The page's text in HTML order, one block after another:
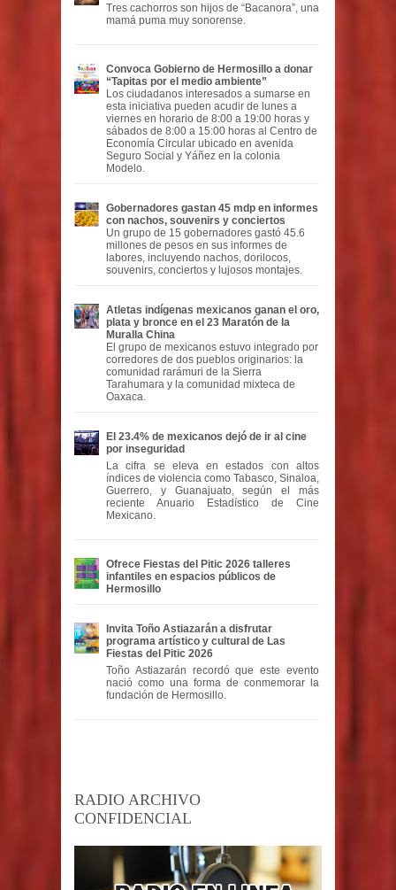
Tres cachorros son hijos de “Bacanora”, una
mamá puma muy sonorense.
Convoca Gobierno de Hermosillo a donar
“Tapitas por el medio ambiente”
Los ciudadanos interesados a sumarse en
esta iniciativa pueden acudir de lunes a
viernes en horario de 8:00 a 19:00 horas y
sábados de 8:00 a 15:00 horas al Centro de
Economía Circular ubicado en avenida
Seguro Social y Yáñez en la colonia
Modelo.
Gobernadores gastan 45 mdp en informes
con nachos, souvenirs y conciertos
Un grupo de 15 gobernadores gastó 45.6
millones de pesos en sus informes de
labores, incluyendo nachos, dorilocos,
souvenirs, conciertos y lujosos montajes.
Atletas indígenas mexicanos ganan el oro,
plata y bronce en el 23 Maratón de la
Muralla China
El grupo de mexicanos estuvo integrado por
corredores de dos pueblos originarios: la
comunidad rarámuri de la Sierra
Tarahumara y la comunidad mixteca de
Oaxaca.
El 23.4% de mexicanos dejó de ir al cine
por inseguridad
La cifra se eleva en estados con altos
índices de violencia como Tabasco, Sinaloa,
Guerrero, y Guanajuato, según el más
reciente Anuario Estadístico de Cine
Mexicano.
Ofrece Fiestas del Pitic 2026 talleres
infantiles en espacios públicos de
Hermosillo
Invita Toño Astiazarán a disfrutar
programa artístico y cultural de Las
Fiestas del Pitic 2026
Toño Astiazarán recordó que este evento
nació como una forma de conmemorar la
fundación de Hermosillo.
RADIO ARCHIVO
CONFIDENCIAL